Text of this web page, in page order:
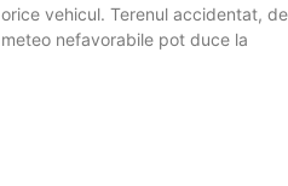
orice vehicul. Terenul accidentat,
meteo nefavorabile pot duce la